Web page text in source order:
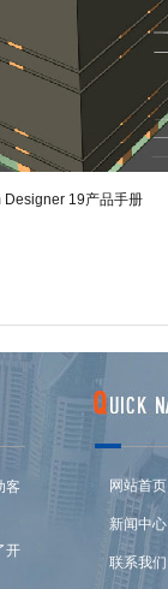
Designer 19产品手册
客
开
网站首页
新闻中心
联系我们